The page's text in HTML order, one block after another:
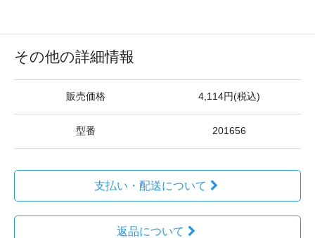
その他の詳細情報
販売価格 4,114円(税込)
型番 201656
支払い・配送について
返品について